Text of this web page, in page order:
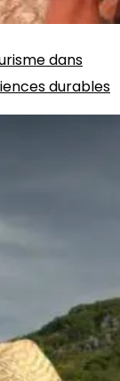
dans
durables